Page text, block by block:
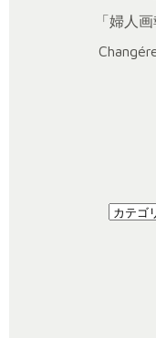
「婦人
カ